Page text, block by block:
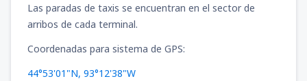
Las paradas de taxis se encuentran en el sector de
arribos de cada terminal.
Coordenadas para sistema de GPS:
44°53'01"N, 93°12'38"W